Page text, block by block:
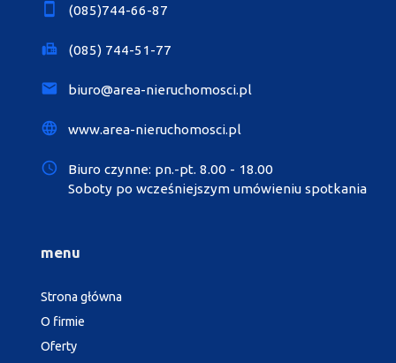
(085)744-66-87
(085) 744-51-77
biuro@area-nieruchomosci.pl
www.area-nieruchomosci.pl
Biuro czynne: pn.-pt. 8.00 - 18.00
Soboty po wcześniejszym umówieniu spotkania
menu
Strona główna
O firmie
Oferty